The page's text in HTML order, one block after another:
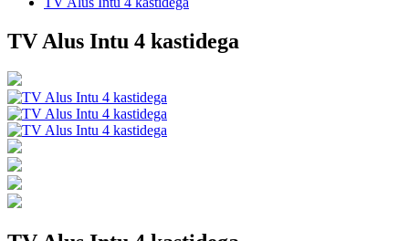
TV Alus Intu 4 kastidega